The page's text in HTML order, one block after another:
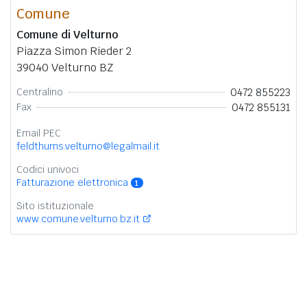
Comune
Comune di Velturno
Piazza Simon Rieder 2
39040 Velturno BZ
Centralino 0472 855223
Fax 0472 855131
Email PEC
feldthurns.velturno@legalmail.it
Codici univoci
Fatturazione elettronica
1
Sito istituzionale
www.comune.velturno.bz.it